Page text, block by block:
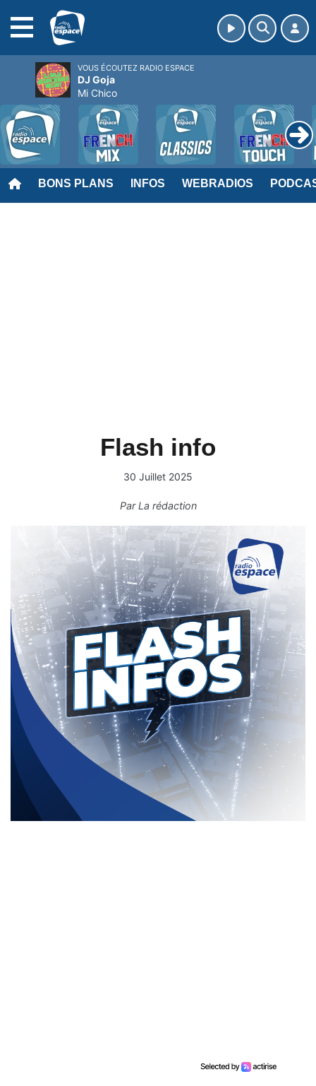
BONS PLANS INFOS WEBRADIOS
Flash info
30 Juillet 2025
ParLa rédaction
VOUS ÉCOUTEZ RADIO ESPACE
DJ Goja
Mi Chico